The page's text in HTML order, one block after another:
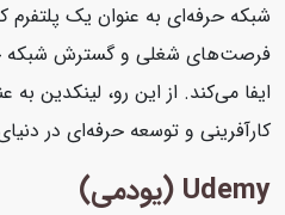
شبکه حرفه‌ای به عنوان یک پلتفرم
فرصت‌های شغلی و گسترش شبکه
ایفا می‌کند. از این رو، لینکدین به
کارآفرینی و توسعه حرفه‌ای در دنیای
Udemy (یودمی)